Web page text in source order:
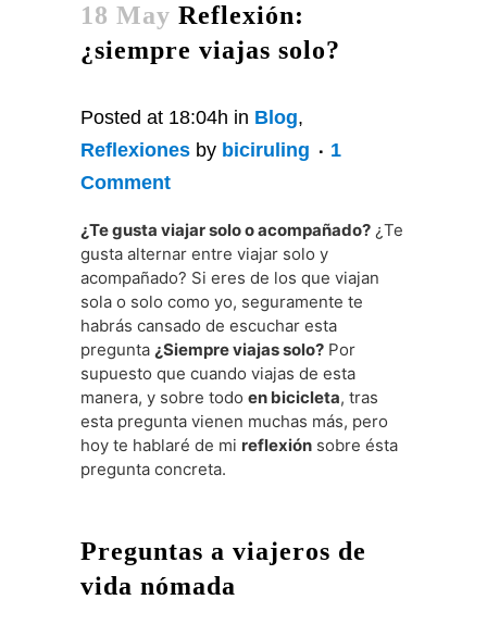
18 May Reflexión:
¿siempre viajas solo?
Posted at 18:04h in Blog,
Reflexiones by biciruling
1
Comment
¿Te gusta viajar solo o acompañado? ¿Te
gusta alternar entre viajar solo y
acompañado? Si eres de los que viajan
sola o solo como yo, seguramente te
habrás cansado de escuchar esta
pregunta ¿Siempre viajas solo? Por
supuesto que cuando viajas de esta
manera, y sobre todo en bicicleta, tras
esta pregunta vienen muchas más, pero
hoy te hablaré de mi reflexión sobre ésta
pregunta concreta.
Preguntas a viajeros de
vida nómada